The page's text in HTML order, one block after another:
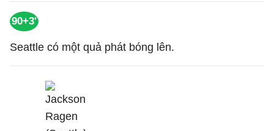
90+3'
Seattle có một quả phát bóng lên.